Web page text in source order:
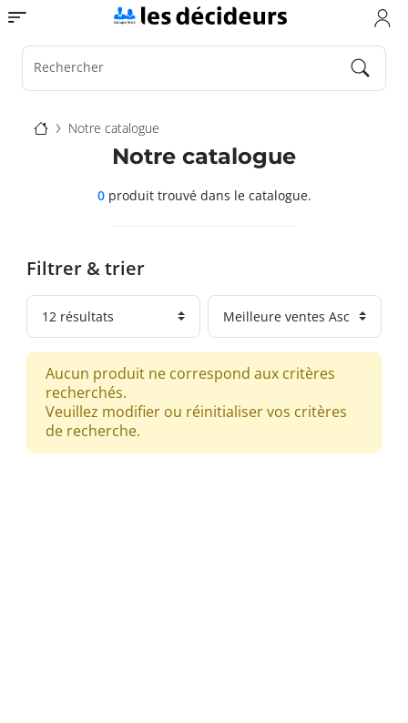
Aller
au
contenu
principal
Toggle navigation
Rechercher
Fil
d'Ariane
Notre catalogue
Filtrer & trier
Notre catalogue
0produit trouvédans le catalogue.
Aucun produit ne correspond aux critères
recherchés.
Veuillez modifier ou réinitialiser vos critères
de recherche.